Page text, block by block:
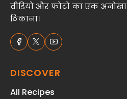
वीडियो और फोटो का एक अनोखा
ठिकाना।
DISCOVER
All Recipes